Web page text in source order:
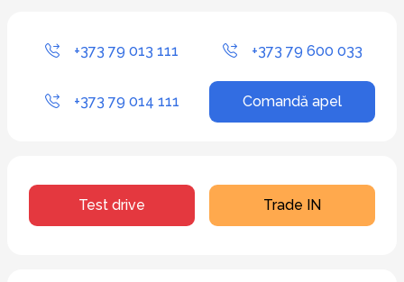
+373 79 013 111 +373 79 600 033
+373 79 014 111 Comandă apel
Test drive Trade IN